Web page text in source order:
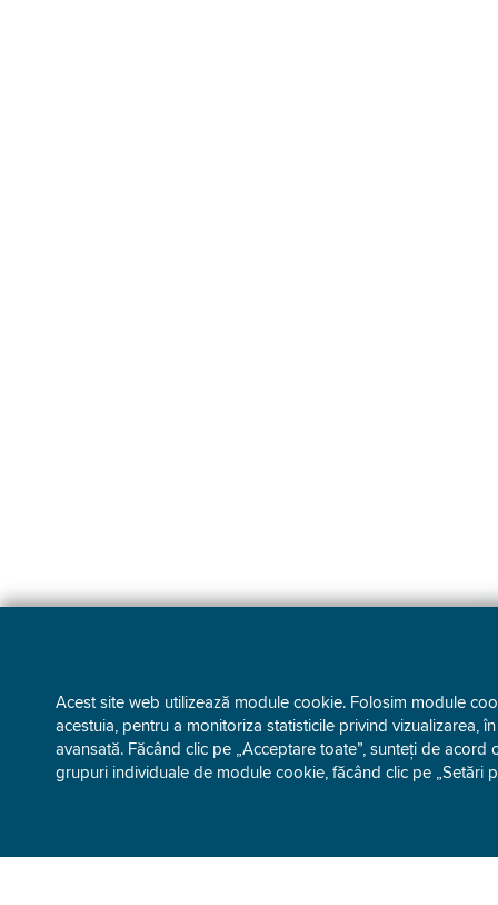
Acest site web utilizează module cookie. Folosim module
acestuia, pentru a monitoriza statisticile privind vizualizarea,
avansată. Făcând clic pe „Acceptare toate”, sunteți de
grupuri individuale de module cookie, făcând clic pe „Setări